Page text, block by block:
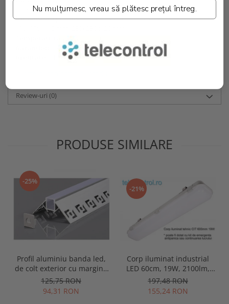
230x220x150 mm, 270x260x150 mm
Dimensiuni produs::115x115x90 mm, 160x160x105 mm,
2 Ani
470 gr., 803 gr., 1.175 kg., 1.512 kg.
Review-uri (0)
PRODUSE SIMILARE
-25%
Profil aluminiu banda led,
de colt exterior cu margini,
pentru tencuit, lungime 2m,
culoare gri natur, Optonica
125,75 RON
94,31 RON
-21%
Corp iluminat industrial
LED 60cm, 19W, 2100lm,
4000K, IP65, IK09, 180grade,
Intelight 93101
197,48 RON
155,24 RON
Nu mulțumesc, vreau să plătesc prețul întreg.